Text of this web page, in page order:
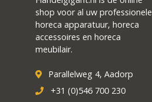
shop voor al uw professionele
horeca apparatuur, horeca
accessoires en horeca
meubilair.
Parallelweg 4, Aadorp
+31 (0)546 700 230